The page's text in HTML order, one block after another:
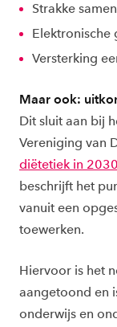
Strakke
Elektronische
Versterking
Maar ook:
Dit sluit aan bij
Vereniging van
diëtetiek in 2030
beschrijft het
vanuit een
toewerken.
Hiervoor is het
aangetoond en
onderwijs en